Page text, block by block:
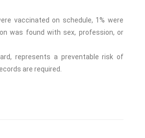
vaccinated on schedule, 1% were
was found with sex, profession, or
represents a preventable risk of
are required.